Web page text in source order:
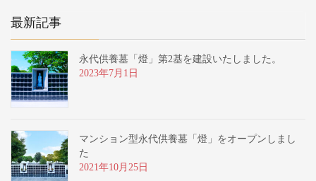
最新記事
永代供養墓「燈」第2基を建設いたしました。
2023年7月1日
マンション型永代供養墓「燈」をオープンしまし
た
2021年10月25日